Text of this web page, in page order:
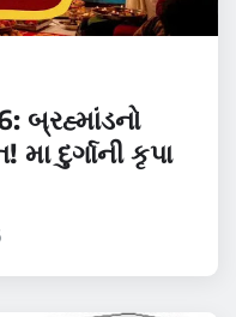
બ્રહ્માંડનો
મા દુર્ગાની કૃપા